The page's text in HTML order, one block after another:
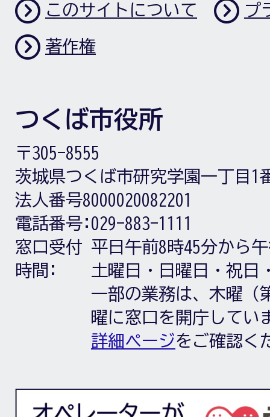
このサイトについて プ
著作権
つくば市役所
〒305-8555
茨城県つくば市研究学園一丁目1
法人番号8000020082201
電話番号: 029-883-1111
窓口受付
時間:
平日午前8時45分から
土曜日・日曜日・祝日
一部の業務は、木曜（
曜に窓口を開庁してい
詳細ページをご確認く